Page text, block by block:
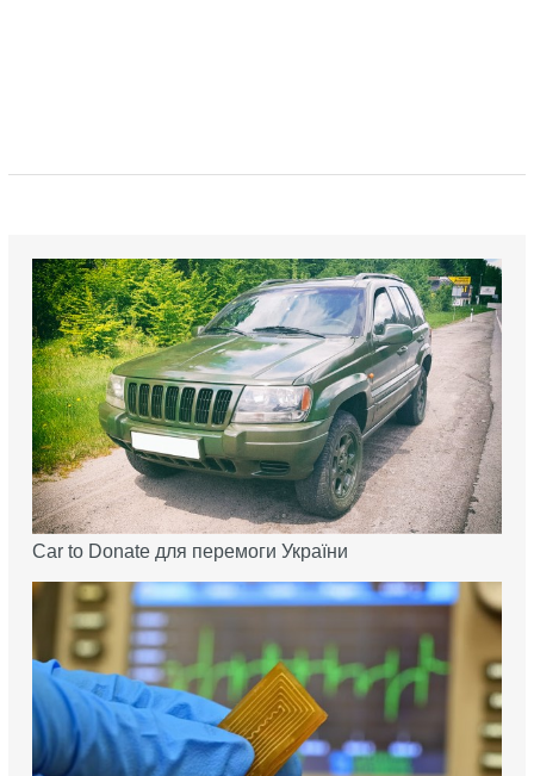
Car to Donate для перемоги України